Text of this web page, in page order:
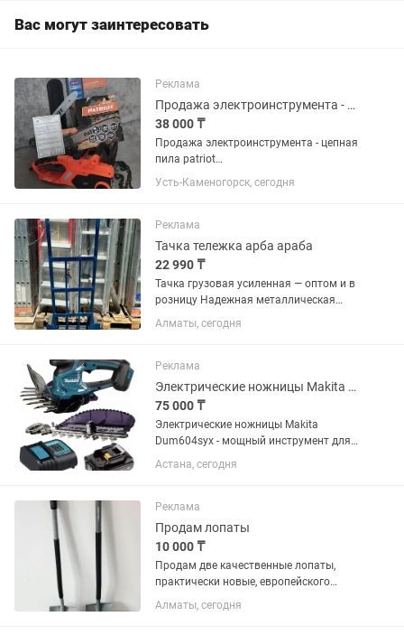
Вас могут заинтересовать
Реклама
Продажа электроинструмента - цепная пила patriot .
38 000 ₸
Продажа электроинструмента - цепная
пила patriot
ESP2016.СРОЧНО.Технические
характеристики по фотографии .
отлично себя зарекомендовала . Пила
в полном комплекте ,...
Усть-Каменогорск, сегодня
Реклама
Тачка тележка арба араба
22 990 ₸
Тачка грузовая усиленная — оптом и в
розницу Надежная металлическая
двухколесная тачка для перевозки
коробок, мешков, стройматериалов,
тяжелых...
Алматы, сегодня
Реклама
Электрические ножницы Makita Dum604
75 000 ₸
Электрические ножницы Makita
Dum604sуx - мощный инструмент для
стрижки травы и кустарников, который
сочетает в себе высокую
использования. + Особенности: - V
Ширина...
Астана, сегодня
Реклама
Продам лопаты
10 000 ₸
Продам две качественные лопаты,
практически новые, европейского
производства. 10 000 тнг за шт.
Алматы, сегодня